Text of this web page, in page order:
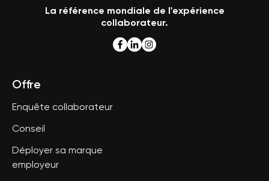
La référence mondiale de l'expérience
collaborateur.
Offre
Enquête collaborateur
Conseil
Déployer sa marque
employeur